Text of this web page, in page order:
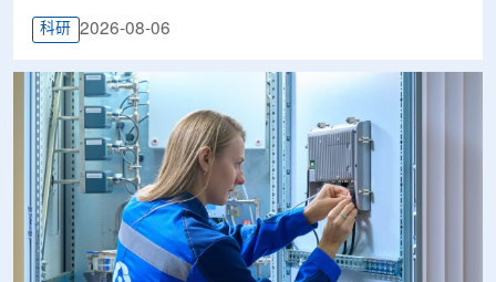
科研 2026-08-06